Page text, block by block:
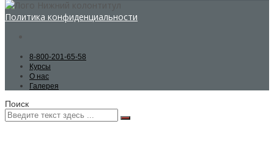
Политика конфиденциальности
8-800-201-65-58
Курсы
О нас
Галерея
Поиск